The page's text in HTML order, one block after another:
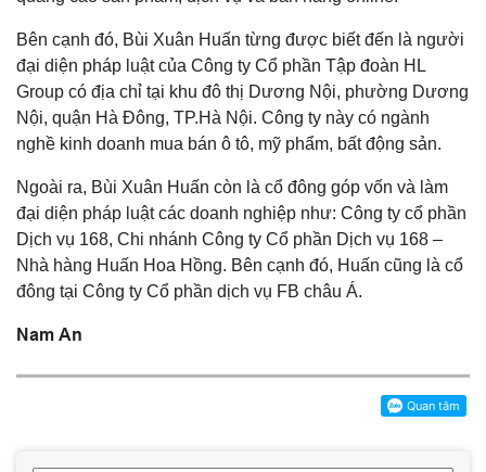
Bên cạnh đó, Bùi Xuân Huấn từng được biết đến là người
đại diện pháp luật của Công ty Cổ phần Tập đoàn HL
Group có địa chỉ tại khu đô thị Dương Nội, phường Dương
Nội, quận Hà Đông, TP.Hà Nội. Công ty này có ngành
nghề kinh doanh mua bán ô tô, mỹ phẩm, bất động sản.
Ngoài ra, Bùi Xuân Huấn còn là cổ đông góp vốn và làm
đại diện pháp luật các doanh nghiệp như: Công ty cổ phần
Dịch vụ 168, Chi nhánh Công ty Cổ phần Dịch vụ 168 –
Nhà hàng Huấn Hoa Hồng. Bên cạnh đó, Huấn cũng là cổ
đông tại Công ty Cổ phần dịch vụ FB châu Á.
Nam An